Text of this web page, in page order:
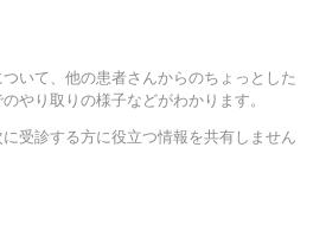
いて、他の患者さんからのちょっとした
やり取りの様子などがわかります。
受診する方に役立つ情報を共有しません